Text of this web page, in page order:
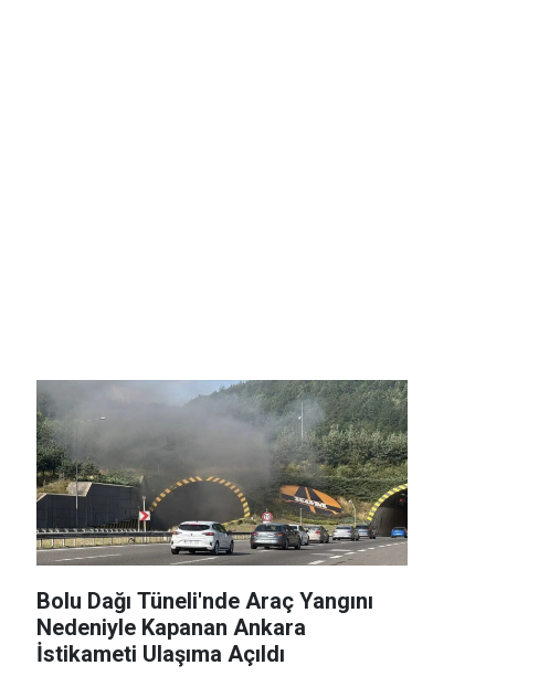
Bolu Dağı Tüneli'nde Araç Yangını
Nedeniyle Kapanan Ankara
İstikameti Ulaşıma Açıldı